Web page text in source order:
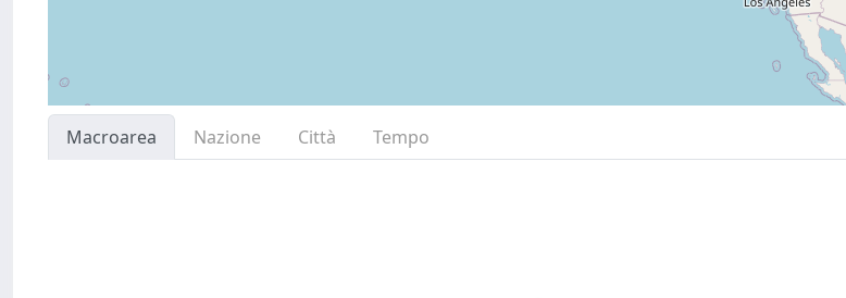
Macroarea Nazione Città
Tempo